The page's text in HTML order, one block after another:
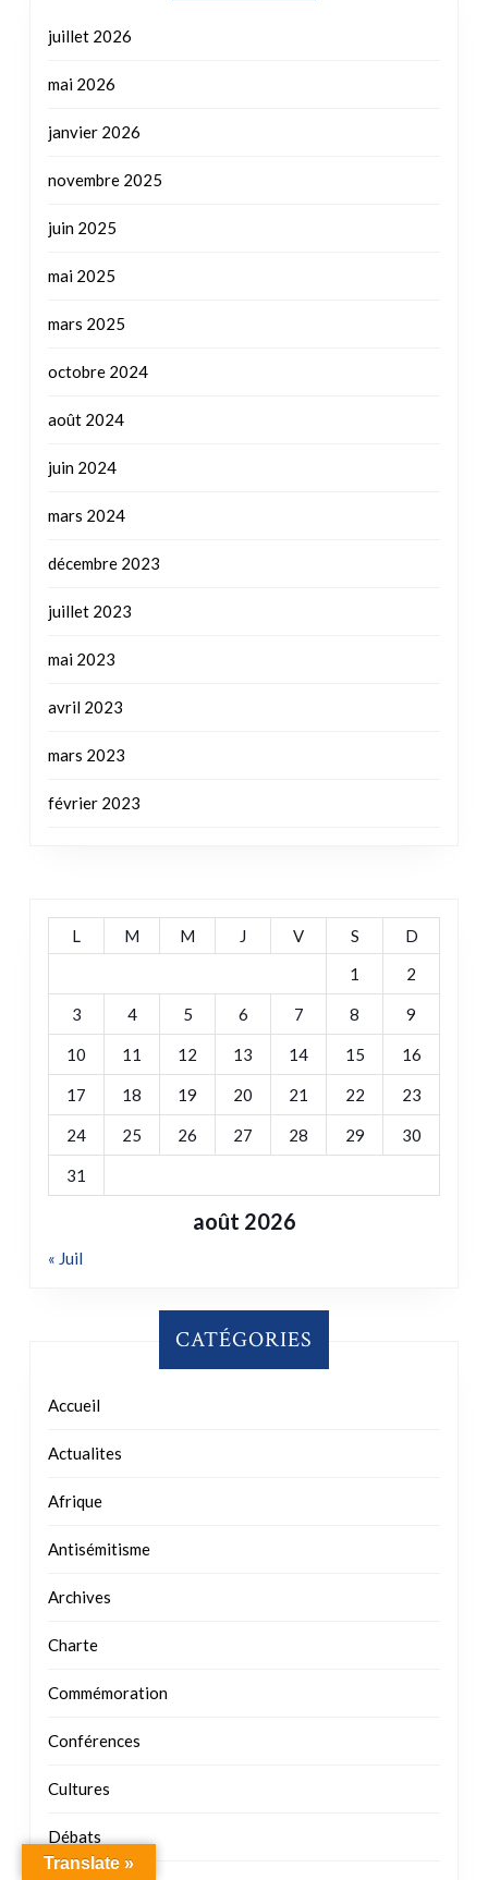
juillet 2026
mai 2026
janvier 2026
novembre 2025
juin 2025
mai 2025
mars 2025
octobre 2024
août 2024
juin 2024
mars 2024
décembre 2023
juillet 2023
mai 2023
avril 2023
mars 2023
février 2023
août 2026
L M M J V S
D
1
2
3 4 5 6 7 8 9
10 11 12 13 14 15 16
17 18 19 20 21 22 23
24 25 26 27 28 29 30
31
« Juil
CATÉGORIES
Accueil
Actualites
Afrique
Antisémitisme
Archives
Charte
Commémoration
Conférences
Cultures
Débats
Translate »